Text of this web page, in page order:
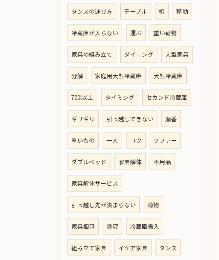
タンスの運び方 テーブル 机 移動
冷蔵庫が入らない 運ぶ 重い荷物
家具の組み立て ダイニング 大型家具
分解 家庭用大型冷蔵庫 大型冷蔵庫
700l以上 タイミング セカンド冷蔵庫
ギリギリ 引っ越しできない 順番
重いもの 一人 コツ ソファー
ダブルベッド 家具解体 不用品
家具解体サービス
引っ越し先が決まらない 荷物
家具梱包 賃貸 冷蔵庫搬入
組み立て家具 イケア家具 タンス